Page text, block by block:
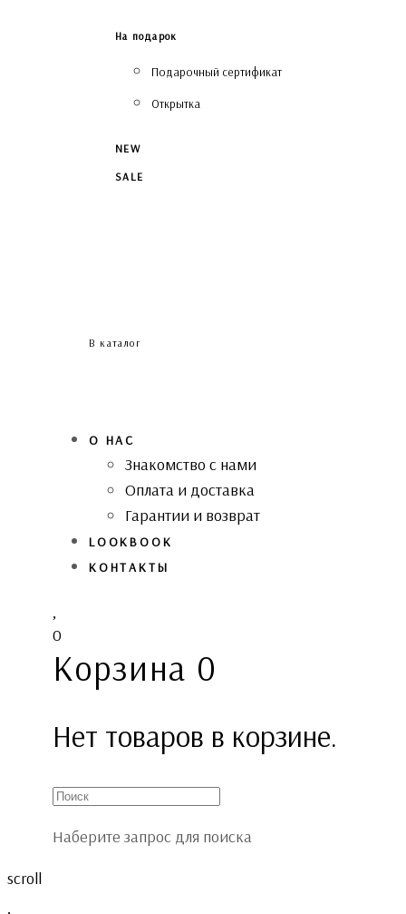
На подарок
Подарочный сертификат
Открытка
NEW
SALE
В каталог
О НАС
Знакомство с нами
Оплата и доставка
Гарантии и возврат
LOOKBOOK
КОНТАКТЫ
0
Корзина 0
Нет товаров в корзине.
Наберите запрос для поиска
scroll